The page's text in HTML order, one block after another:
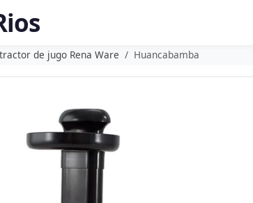
de jugo Rena Ware Huancabamba